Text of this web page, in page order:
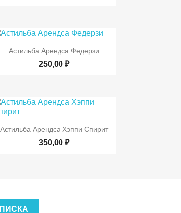
 Быстрый просмотр
Астильба Арендса Федерзи
250,00 ₽
 Быстрый просмотр
Астильба Арендса Хэппи Спирит
350,00 ₽